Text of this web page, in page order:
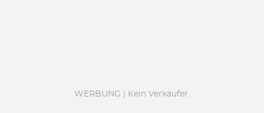
WERBUNG | Kein Verkäufer.